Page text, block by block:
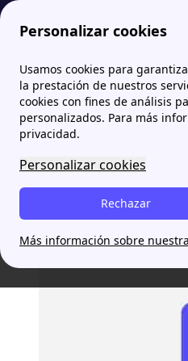
Personalizar cookies
Usamos cookies para
la prestación de nuestros
cookies con fines de análisis
personalizados. Para más
privacidad.
Personalizar cookies
Rechazar
Más información sobre
Innovación
Juan Diego